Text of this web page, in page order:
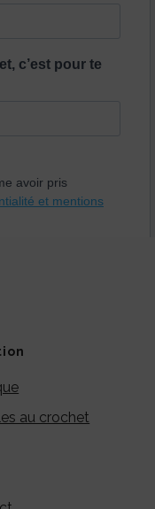
au crochet